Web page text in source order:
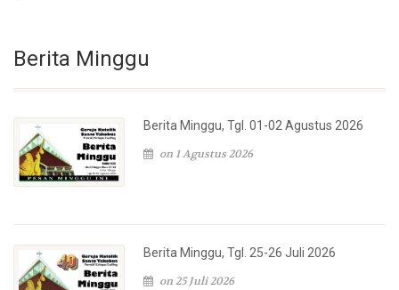
Berita Minggu
Berita Minggu, Tgl. 01-02 Agustus 2026
on 1 Agustus 2026
Berita Minggu, Tgl. 25-26 Juli 2026
on 25 Juli 2026